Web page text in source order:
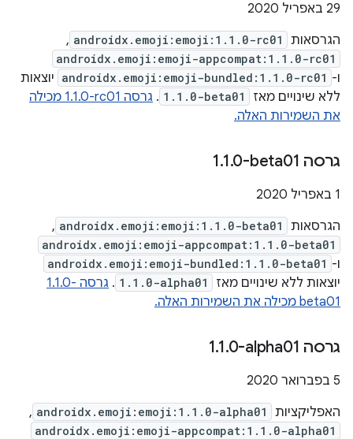
29 באפריל 2020
הגרסאות
androidx.emoji:emoji:1.1.0-rc01
,
androidx.emoji:emoji-appcompat:1.1.0-rc01
ו- androidx.emoji:emoji-bundled:1.1.0-rc01 יוצאות
ללא שינויים מאז
1.1.0-beta01
.
גרסה ‎1.1.0-rc01 מכילה
את השמירות האלה.
גרסה ‎1 .1.0-beta01
‫1 באפריל 2020
הגרסאות
androidx.emoji:emoji:1.1.0-beta01
,
androidx.emoji:emoji-appcompat:1.1.0-beta01
ו- androidx.emoji:emoji-bundled:1.1.0-beta01
יוצאות ללא שינויים מאז 1.1.0-alpha01
.
גרסה ‎1.1.0-
beta01 מכילה את השמירות האלה.
גרסה ‎1 .1.0-alpha01
5 בפברואר 2020
האפליקציות
androidx.emoji:emoji:1.1.0-alpha01
,
androidx.emoji:emoji-appcompat:1.1.0-alpha01